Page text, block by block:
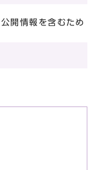
開情報を含むため